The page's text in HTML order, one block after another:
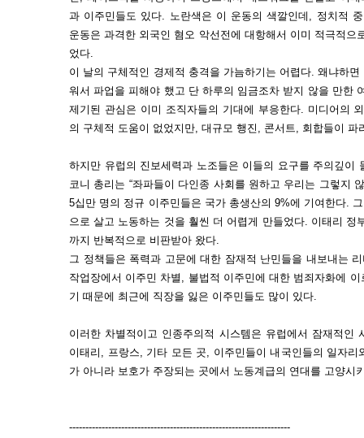
과 이주민들도 있다. 노란색은 이 운동의 색깔인데, 정치적
운동은 과격한 외국인 혐오 악선전에 대항해서 이미 적극적으
었다.
이 날의 구체적인 경제적 충격을 가늠하기는 어렵다. 왜냐하
워서 파업을 피해야 했고 단 하루의 임금조차 받지 않을 만한
제기된 관심은 이미 조직자들의 기대에 부응한다. 미디어의
의 구체적 도움이 없었지만, 대규모 행진, 콘서트, 회합들이
하지만 유럽의 진보세력과 노조들은 이들의 요구를 주의깊이
코니 총리는 “좌파들이 다인종 사회를 원하고 우리는 그렇지
5십만 명의 정규 이주민들은 국가 총생산의 9%에 기여한다.
으로 살고 노동하는 것을 훨씬 더 어렵게 만들었다. 이태리 정
까지 반복적으로 비판받아 왔다.
그 정책들은 폭력과 고문에 대한 잠재적 난민들을 내보내는
작업장에서 이주민 차별, 불법적 이주민에 대한 범죄자화에
기 때문에 최근에 직장을 잃은 이주민들도 많이 있다.
이러한 차별적이고 인종주의적 시스템은 유럽에서 잠재적인
이태리, 프랑스, 기타 모든 곳, 이주민들이 내국인들의 일자
가 아니라 보호가 주장되는 곳에서 노동계급의 연대를 고양시
--------------------------------------------------------------------